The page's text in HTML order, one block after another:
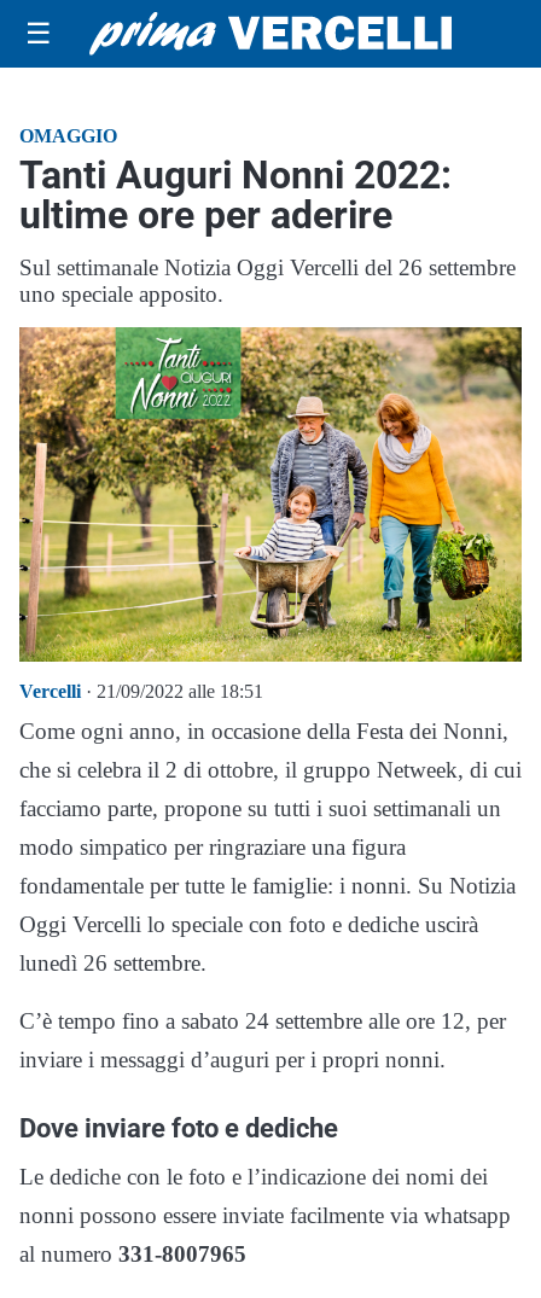
☰
OMAGGIO
Tanti Auguri Nonni 2022:
ultime ore per aderire
Sul settimanale Notizia Oggi Vercelli del 26 settembre
uno speciale apposito.
Vercelli · 21/09/2022 alle 18:51
Come ogni anno, in occasione della Festa dei Nonni,
che si celebra il 2 di ottobre, il gruppo Netweek, di cui
facciamo parte, propone su tutti i suoi settimanali un
modo simpatico per ringraziare una figura
fondamentale per tutte le famiglie: i nonni. Su Notizia
Oggi Vercelli lo speciale con foto e dediche uscirà
lunedì 26 settembre.
C’è tempo fino a sabato 24 settembre alle ore 12, per
inviare i messaggi d’auguri per i propri nonni.
Dove inviare foto e dediche
Le dediche con le foto e l’indicazione dei nomi dei
nonni possono essere inviate facilmente via whatsapp
al numero 331-8007965